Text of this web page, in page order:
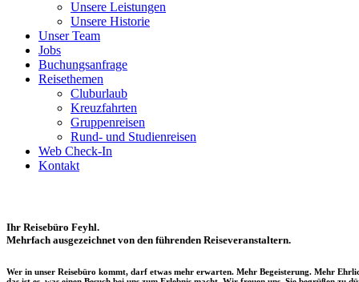
Unsere Leistungen
Unsere Historie
Unser Team
Jobs
Buchungsanfrage
Reisethemen
Cluburlaub
Kreuzfahrten
Gruppenreisen
Rund- und Studienreisen
Web Check-In
Kontakt
Ihr Reisebüro Feyhl.
Mehrfach ausgezeichnet von den führenden Reiseveranstaltern.
Wer in unser Reisebüro kommt, darf etwas mehr erwarten. Mehr Begeisterung. Mehr